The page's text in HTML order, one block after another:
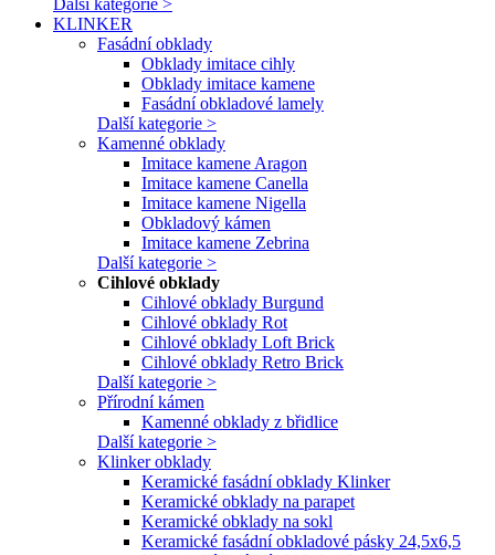
Další kategorie >
KLINKER
Fasádní obklady
Obklady imitace cihly
Obklady imitace kamene
Fasádní obkladové lamely
Další kategorie >
Kamenné obklady
Imitace kamene Aragon
Imitace kamene Canella
Imitace kamene Nigella
Obkladový kámen
Imitace kamene Zebrina
Další kategorie >
Cihlové obklady
Cihlové obklady Burgund
Cihlové obklady Rot
Cihlové obklady Loft Brick
Cihlové obklady Retro Brick
Další kategorie >
Přírodní kámen
Kamenné obklady z břidlice
Další kategorie >
Klinker obklady
Keramické fasádní obklady Klinker
Keramické obklady na parapet
Keramické obklady na sokl
Keramické fasádní obkladové pásky 24,5x6,5